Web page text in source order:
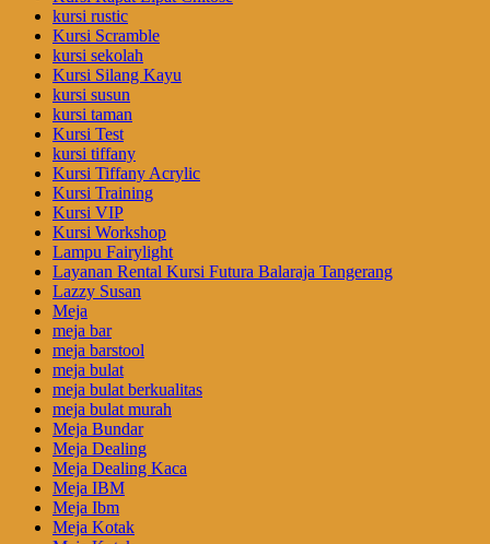
kursi rustic
Kursi Scramble
kursi sekolah
Kursi Silang Kayu
kursi susun
kursi taman
Kursi Test
kursi tiffany
Kursi Tiffany Acrylic
Kursi Training
Kursi VIP
Kursi Workshop
Lampu Fairylight
Layanan Rental Kursi Futura Balaraja Tangerang
Lazzy Susan
Meja
meja bar
meja barstool
meja bulat
meja bulat berkualitas
meja bulat murah
Meja Bundar
Meja Dealing
Meja Dealing Kaca
Meja IBM
Meja Ibm
Meja Kotak